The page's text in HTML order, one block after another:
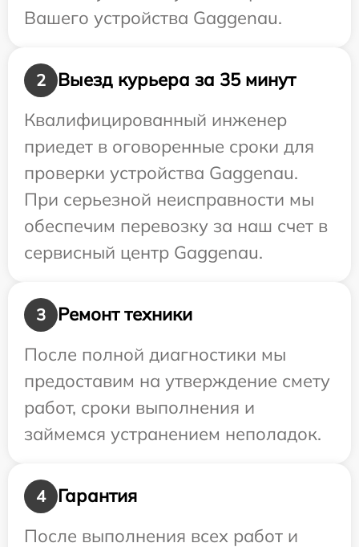
Вашего устройства Gaggenau.
2
Выезд курьера за 35 минут
Квалифицированный инженер
приедет в оговоренные сроки для
проверки устройства Gaggenau.
При серьезной неисправности мы
обеспечим перевозку за наш счет в
сервисный центр Gaggenau.
3
Ремонт техники
После полной диагностики мы
предоставим на утверждение смету
работ, сроки выполнения и
займемся устранением неполадок.
4
Гарантия
После выполнения всех работ и